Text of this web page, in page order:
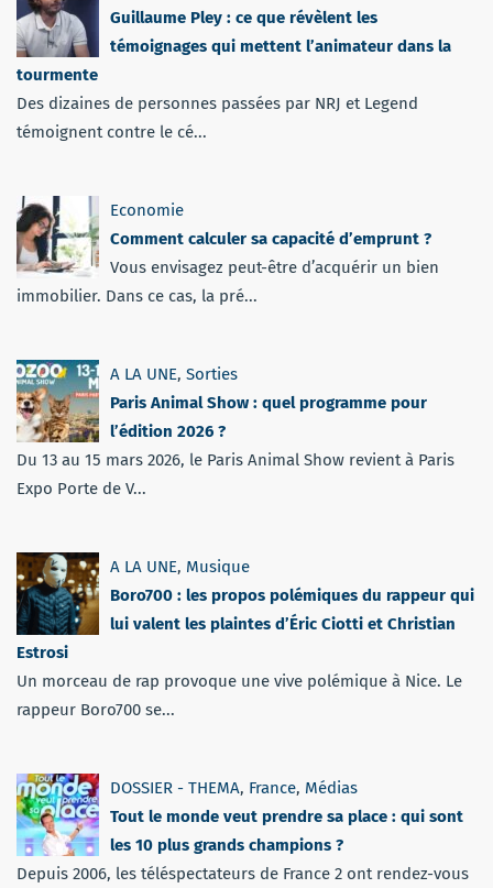
Guillaume Pley : ce que révèlent les
témoignages qui mettent l’animateur dans la
tourmente
Des dizaines de personnes passées par NRJ et Legend
témoignent contre le cé...
Economie
Comment calculer sa capacité d’emprunt ?
Vous envisagez peut-être d’acquérir un bien
immobilier. Dans ce cas, la pré...
A LA UNE, Sorties
Paris Animal Show : quel programme pour
l’édition 2026 ?
Du 13 au 15 mars 2026, le Paris Animal Show revient à Paris
Expo Porte de V...
A LA UNE, Musique
Boro700 : les propos polémiques du rappeur qui
lui valent les plaintes d’Éric Ciotti et Christian
Estrosi
Un morceau de rap provoque une vive polémique à Nice. Le
rappeur Boro700 se...
DOSSIER - THEMA, France, Médias
Tout le monde veut prendre sa place : qui sont
les 10 plus grands champions ?
Depuis 2006, les téléspectateurs de France 2 ont rendez-vous